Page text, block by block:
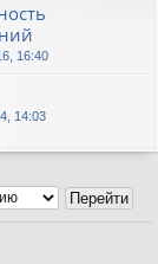
16:40
14:03